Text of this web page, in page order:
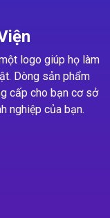
logo giúp họ làm
Dòng sản phẩm
cấp cho bạn cơ sở
nghiệp của bạn.